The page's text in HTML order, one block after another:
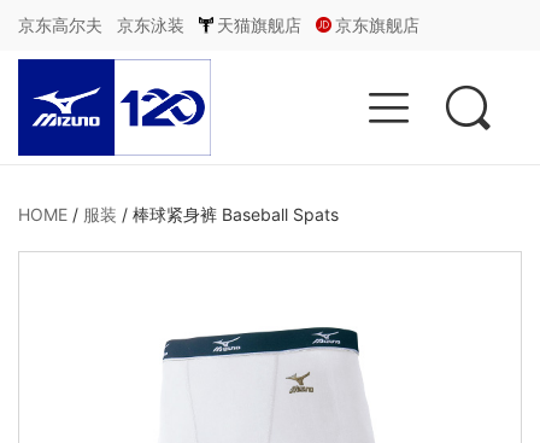
京东高尔夫 京东泳装 天猫旗舰店 京东旗舰店
 
HOME / 服装 / 棒球紧身裤 Baseball Spats